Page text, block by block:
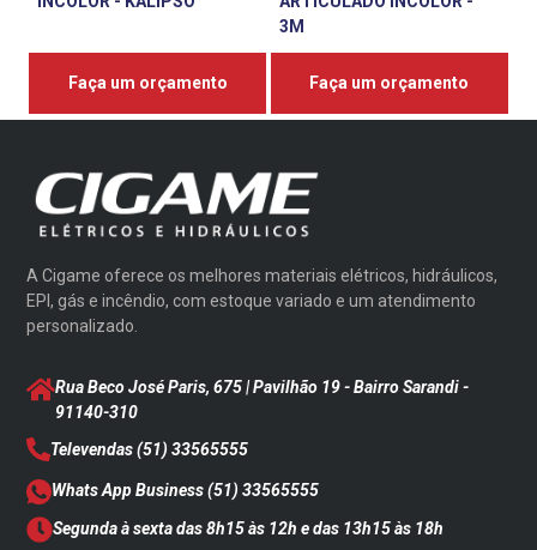
Faça um orçamento
3M
Faça um orçamento
A Cigame oferece os melhores materiais elétricos, hidráulicos,
EPI, gás e incêndio, com estoque variado e um atendimento
personalizado.
Rua Beco José Paris, 675 | Pavilhão 19 - Bairro Sarandi-
91140-310
Televendas(51) 33565555
Whats App Business(51) 33565555
Segunda à sexta das 8h15 às 12h e das 13h15 às 18h